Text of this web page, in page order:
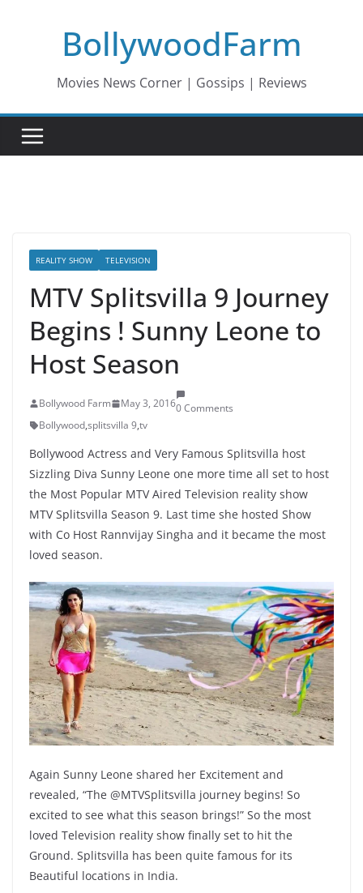
BollywoodFarm
Movies News Corner | Gossips | Reviews
REALITY SHOW TELEVISION
MTV Splitsvilla 9 Journey
Begins ! Sunny Leone to
Host Season
Bollywood Farm May 3, 20160 Comments
Bollywood,splitsvilla 9,tv
Bollywood Actress and Very Famous Splitsvilla host
Sizzling Diva Sunny Leone one more time all set to host
the Most Popular MTV Aired Television reality show
MTV Splitsvilla Season 9. Last time she hosted Show
with Co Host Rannvijay Singha and it became the most
loved season.
Again Sunny Leone shared her Excitement and
revealed, “The @MTVSplitsvilla journey begins! So
excited to see what this season brings!” So the most
loved Television reality show finally set to hit the
Ground. Splitsvilla has been quite famous for its
Beautiful locations in India.